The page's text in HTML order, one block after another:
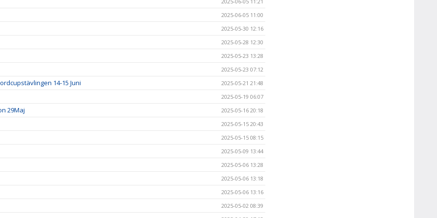
2025-06-05 11:00
2025-05-30 12:16
2025-05-28 12:30
2025-05-23 13:28
2025-05-23 07:12
14-15 Juni
2025-05-21 21:48
2025-05-19 06:07
29Maj
2025-05-16 20:18
2025-05-15 20:43
2025-05-15 08:15
2025-05-09 13:44
2025-05-06 13:28
2025-05-06 13:18
2025-05-06 13:16
2025-05-02 08:39